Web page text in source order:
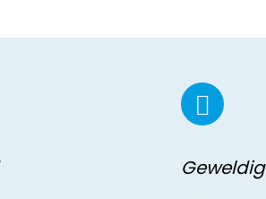
Geweldig